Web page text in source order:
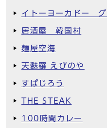
イトーヨーカドー グ
居酒屋 韓国村
麺屋空海
天麩羅 えびのや
すぱじろう
THE STEAK
100時間カレー